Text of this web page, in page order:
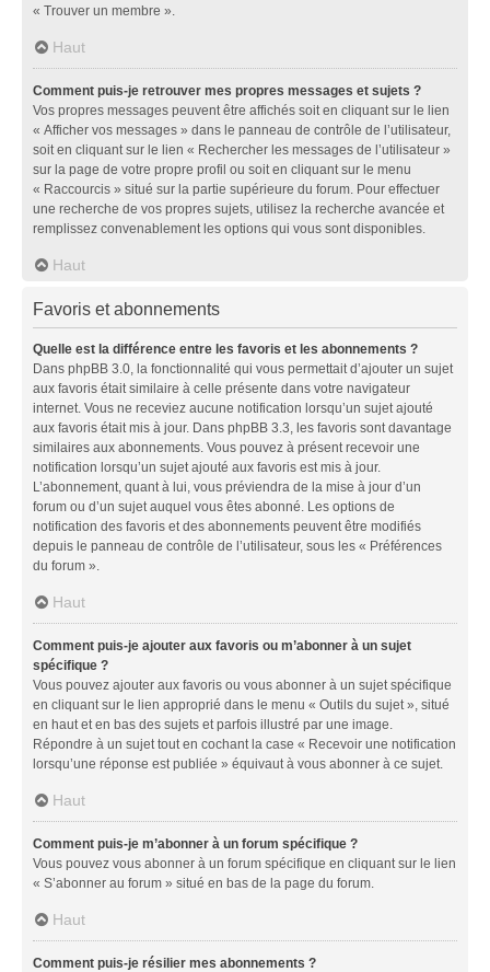
« Trouver un membre ».
Haut
Comment puis-je retrouver mes propres messages et sujets ?
Vos propres messages peuvent être affichés soit en cliquant sur le lien
« Afficher vos messages » dans le panneau de contrôle de l’utilisateur,
soit en cliquant sur le lien « Rechercher les messages de l’utilisateur »
sur la page de votre propre profil ou soit en cliquant sur le menu
« Raccourcis » situé sur la partie supérieure du forum. Pour effectuer
une recherche de vos propres sujets, utilisez la recherche avancée et
remplissez convenablement les options qui vous sont disponibles.
Haut
Favoris et abonnements
Quelle est la différence entre les favoris et les abonnements ?
Dans phpBB 3.0, la fonctionnalité qui vous permettait d’ajouter un sujet
aux favoris était similaire à celle présente dans votre navigateur
internet. Vous ne receviez aucune notification lorsqu’un sujet ajouté
aux favoris était mis à jour. Dans phpBB 3.3, les favoris sont davantage
similaires aux abonnements. Vous pouvez à présent recevoir une
notification lorsqu’un sujet ajouté aux favoris est mis à jour.
L’abonnement, quant à lui, vous préviendra de la mise à jour d’un
forum ou d’un sujet auquel vous êtes abonné. Les options de
notification des favoris et des abonnements peuvent être modifiés
depuis le panneau de contrôle de l’utilisateur, sous les « Préférences
du forum ».
Haut
Comment puis-je ajouter aux favoris ou m’abonner à un sujet
spécifique ?
Vous pouvez ajouter aux favoris ou vous abonner à un sujet spécifique
en cliquant sur le lien approprié dans le menu « Outils du sujet », situé
en haut et en bas des sujets et parfois illustré par une image.
Répondre à un sujet tout en cochant la case « Recevoir une notification
lorsqu’une réponse est publiée » équivaut à vous abonner à ce sujet.
Haut
Comment puis-je m’abonner à un forum spécifique ?
Vous pouvez vous abonner à un forum spécifique en cliquant sur le lien
« S’abonner au forum » situé en bas de la page du forum.
Haut
Comment puis-je résilier mes abonnements ?